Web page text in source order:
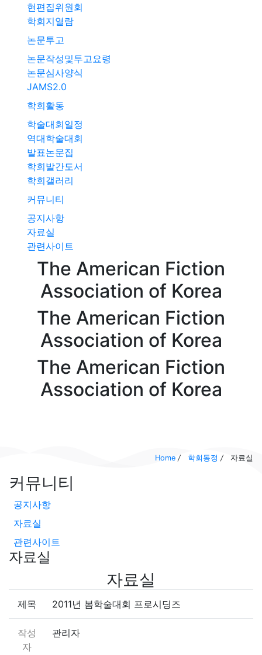
현편집위원회
학회지열람
논문투고
논문작성및투고요령
논문심사양식
JAMS2.0
학회활동
학술대회일정
역대학술대회
발표논문집
학회발간도서
학회갤러리
커뮤니티
공지사항
자료실
관련사이트
The American Fiction
Association ofKorea
The American Fiction
Association ofKorea
The American Fiction
Association ofKorea
Home / 학회동정 / 자료실
커뮤니티
공지사항
자료실
관련사이트
자료실
자료실
제목 2011년 봄학술대회 프로시딩즈
작성
자
관리자